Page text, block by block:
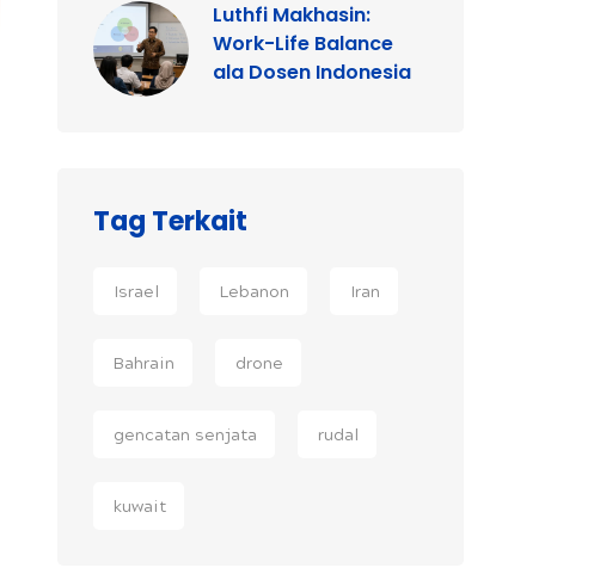
Luthfi Makhasin:
Work-Life Balance
ala Dosen Indonesia
Tag Terkait
Israel Lebanon Iran
Bahrain drone
gencatan senjata rudal
kuwait